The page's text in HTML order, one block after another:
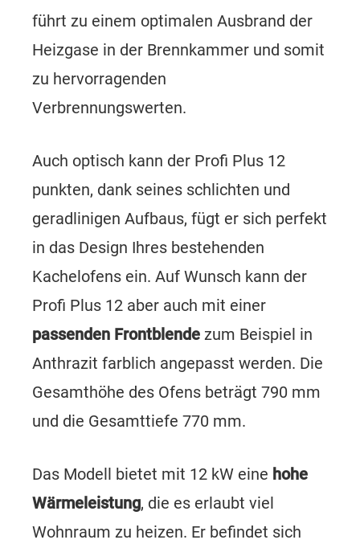
führt zu einem optimalen Ausbrand der
Heizgase in der Brennkammer und somit
zu hervorragenden
Verbrennungswerten.
Auch optisch kann der Profi Plus 12
punkten, dank seines schlichten und
geradlinigen Aufbaus, fügt er sich perfekt
in das Design Ihres bestehenden
Kachelofens ein. Auf Wunsch kann der
Profi Plus 12 aber auch mit einer
passenden Frontblende zum Beispiel in
Anthrazit farblich angepasst werden. Die
Gesamthöhe des Ofens beträgt 790 mm
und die Gesamttiefe 770 mm.
Das Modell bietet mit 12 kW eine hohe
Wärmeleistung, die es erlaubt viel
Wohnraum zu heizen. Er befindet sich